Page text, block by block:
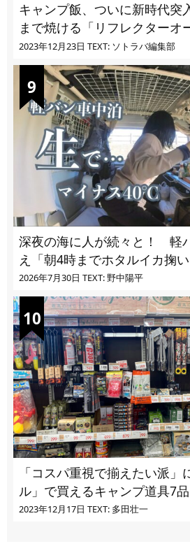
キャンプ飯、ついに新時代突
まで焼ける「リフレクターオ
ぎる
2023年12月23日 TEXT: ソトラバ編集部
深夜の海に人が続々と！ 軽
え「朝4時までホタルイカ掬
2026年7月30日 TEXT: 野中陽平
「コスパ重視で揃えたい派」に朗報 !
ル」で買えるキャンプ道具7品
2023年12月17日 TEXT: 多田壮一